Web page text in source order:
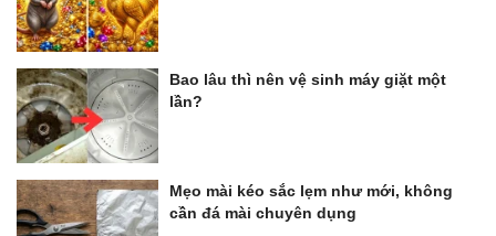
Bao lâu thì nên vệ sinh máy giặt một
lần?
Mẹo mài kéo sắc lẹm như mới, không
cần đá mài chuyên dụng